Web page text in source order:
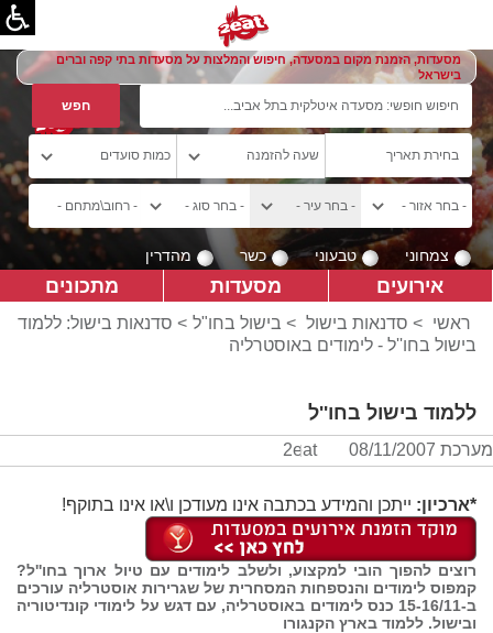
מסעדות, הזמנת מקום במסעדה, חיפוש והמלצות על מסעדות בתי קפה וברים
בישראל
צמחוני טבעוני כשר מהדרין
אירועים מסעדות מתכונים
ראשי > סדנאות בישול > בישול בחו"ל > סדנאות בישול: ללמוד
בישול בחו''ל - לימודים באוסטרליה
ללמוד בישול בחו''ל
מערכת 2eat 08/11/2007
*ארכיון: ייתכן והמידע בכתבה אינו מעודכן ו\או אינו בתוקף!
רוצים להפוך הובי למקצוע, ולשלב לימודים עם טיול ארוך בחו''ל?
קמפוס לימודים והנספחות המסחרית של שגרירות אוסטרליה עורכים
ב-15-16/11 כנס לימודים באוסטרליה, עם דגש על לימודי קונדיטוריה
ובישול. ללמוד בארץ הקנגורו